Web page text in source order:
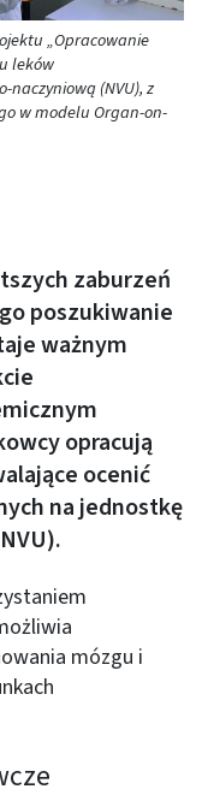
„Opracowanie
leków
(NVU), z
w modelu Organ-on-
zaburzeń
poszukiwanie
ważnym
opracują
ocenić
na jednostkę
mózgu i